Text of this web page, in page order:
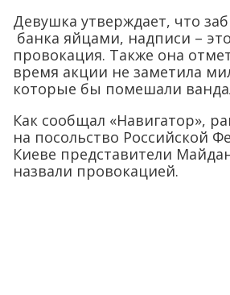
Девушка утверждает, что
банка яйцами, надписи –
провокация. Также она
время акции не заметила
которые бы помешали
Как сообщал «Навигатор»,
на посольство Российской
Киеве представители
назвали провокацией.